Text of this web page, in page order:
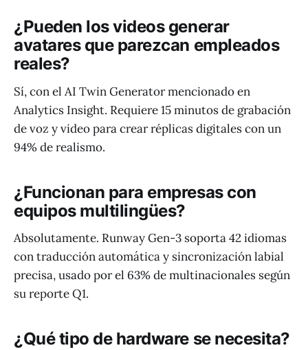
¿Pueden los videos generar
avatares que parezcan empleados
reales?
Sí, con el AI Twin Generator mencionado en
Analytics Insight. Requiere 15 minutos de grabación
de voz y video para crear réplicas digitales con un
94% de realismo.
¿Funcionan para empresas con
equipos multilingües?
Absolutamente. Runway Gen-3 soporta 42 idiomas
con traducción automática y sincronización labial
precisa, usado por el 63% de multinacionales según
su reporte Q1.
¿Qué tipo de hardware se necesita?